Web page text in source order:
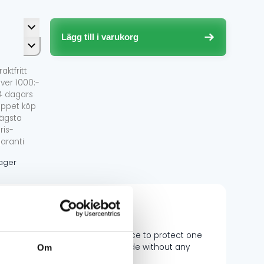
Om
Lägg till i varukorg
1000:-
dagars
köp
Goggle Hard Case. With space to protect one
goggles out before your next ride without any